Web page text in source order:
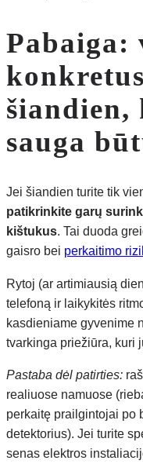
Pabaiga:
šiandien,
sauga
Jei šiandien turite tik
patikrinkite garų
kištukus. Tai duoda
gaisro bei perkaitimo
Rytoj (ar artimiausią
telefoną ir laikykitės
kasdieniame gyvenime
tvarkinga priežiūra, kuri
Pastaba dėl patirties:
realiuose namuose
perkaitę prailgintojai po
detektorius). Jei turite
senas elektros